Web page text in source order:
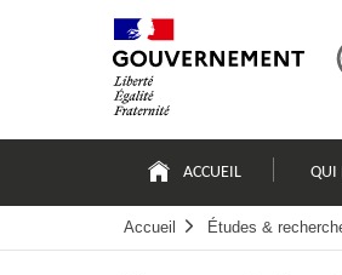
principale
ACCUEIL QUI
Accueil Études &